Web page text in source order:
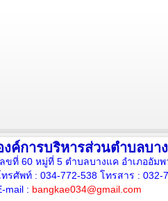
งค์การบริหารส่วนตำบลบา
ลขที่ 60 หมู่ที่ 5 ตำบลบางแค อำเภออัม
รศัพท์ : 034-772-538 โทรสาร : 032-
mail : bangkae034@gmail.com